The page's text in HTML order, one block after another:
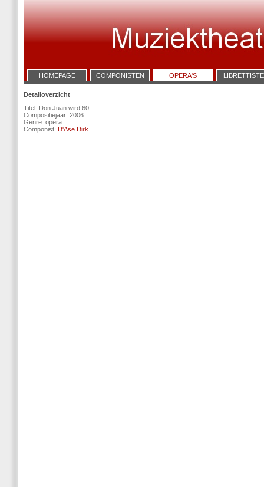
HOMEPAGE COMPONISTEN OPERA'S
Detailoverzicht
Titel: Don Juan wird 60
Compositiejaar: 2006
Genre: opera
Componist: D'Ase Dirk